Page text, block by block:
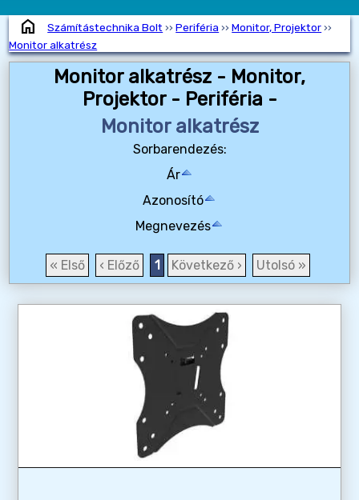
home Számítástechnika Bolt ››Periféria ››Monitor, Projektor››
Monitor alkatrész
Monitor alkatrész - Monitor,
Projektor - Periféria -
Monitor alkatrész
Sorbarendezés:
Ár
Azonosító
Megnevezés
« Első ‹ Előző 1 Következő › Utolsó »